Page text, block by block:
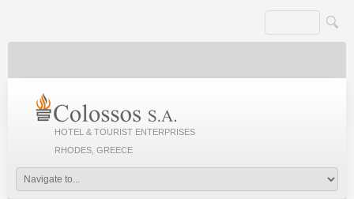
HOTEL & TOURIST ENTERPRISES
RHODES, GREECE